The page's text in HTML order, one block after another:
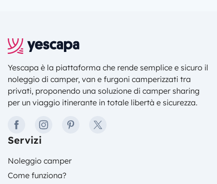
Yescapa è la piattaforma che rende semplice e sicuro il
noleggio di camper, van e furgoni camperizzati tra
privati, proponendo una soluzione di camper sharing
per un viaggio itinerante in totale libertà e sicurezza.
facebookinstagrampinteresttwitter
Servizi
Noleggio camper
Come funziona?